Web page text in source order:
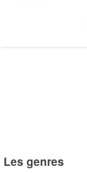
Les genres